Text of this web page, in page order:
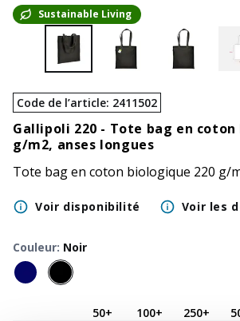
Sustainable Living
Code de l’article: 2411502
Gallipoli 220 - Tote bag en coton
g/m2, anses longues
Tote bag en coton biologique 220 g/
Voir disponibilité Voir les
Couleur: Noir
50+ 100+ 250+